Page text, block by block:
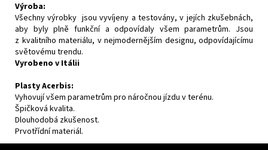
Výroba:
Všechny výrobky jsou vyvíjeny a testovány, v jejích zkušebnách,
aby byly plně funkční a odpovídaly všem parametrům. Jsou
z kvalitního materiálu, v nejmodernějším designu, odpovídajícímu
světovému trendu.
Vyrobeno v Itálii
Plasty Acerbis:
Vyhovují všem parametrům pro náročnou jízdu v terénu.
Špičková kvalita.
Dlouhodobá zkušenost.
Prvotřídní materiál.